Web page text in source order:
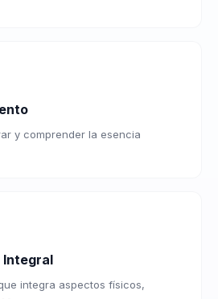
y comprender la esencia
Integral
integra aspectos físicos,